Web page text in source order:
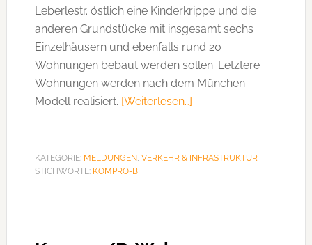
Leberlestr. östlich eine Kinderkrippe und die
anderen Grundstücke mit insgesamt sechs
Einzelhäusern und ebenfalls rund 20
Wohnungen bebaut werden sollen. Letztere
Wohnungen werden nach dem München
Modell realisiert. [Weiterlesen…]
an
KATEGORIE: MELDUNGEN, VERKEHR & INFRASTRUKTUR
STICHWORTE: KOMPRO-B